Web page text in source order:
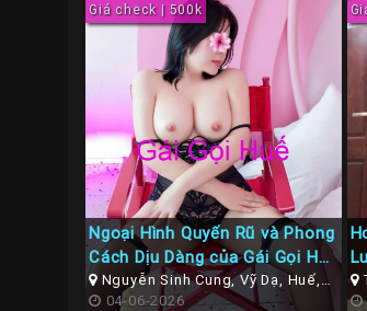
Giá check | 500k
Ngoại Hình Quyến Rũ và Phong
Cách Dịu Dàng của Gái Gọi Huế
Hoài An
Nguyễn Sinh Cung, Vỹ Dạ, Huế,
Thừa Thiên Huế
04-06-2026